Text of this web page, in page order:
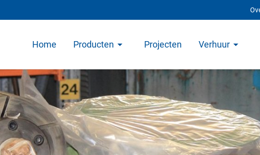
Home Producten Projecten Verhuur